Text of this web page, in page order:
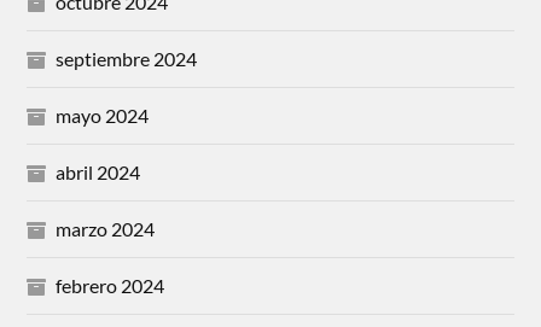
septiembre 2024
mayo 2024
abril 2024
marzo 2024
febrero 2024